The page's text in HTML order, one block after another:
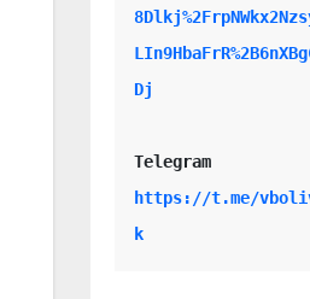
Dj
Telegram
https://t.me/
k